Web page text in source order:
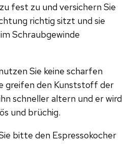
fest zu und versichern Sie
richtig sitzt und sie
Schraubgewinde
Sie keine scharfen
greifen den Kunststoff der
schneller altern und er wird
und brüchig.
bitte den Espressokocher